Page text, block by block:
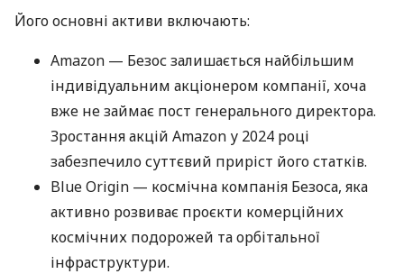
Його основні активи включають:
Amazon — Безос залишається найбільшим
індивідуальним акціонером компанії, хоча
вже не займає пост генерального директора.
Зростання акцій Amazon у 2024 році
забезпечило суттєвий приріст його статків.
Blue Origin — космічна компанія Безоса, яка
активно розвиває проєкти комерційних
космічних подорожей та орбітальної
інфраструктури.